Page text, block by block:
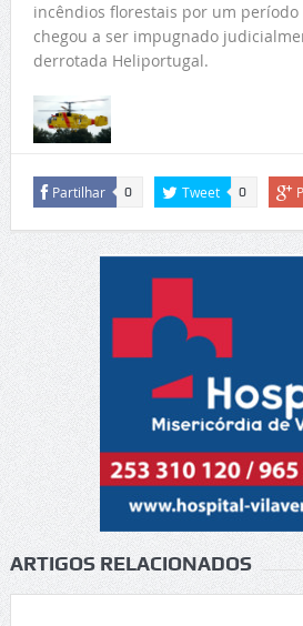
incêndios florestais por um período
chegou a ser impugnado
derrotada Heliportugal.
Partilhar 0 Tweet 0
ARTIGOS RELACIONADOS